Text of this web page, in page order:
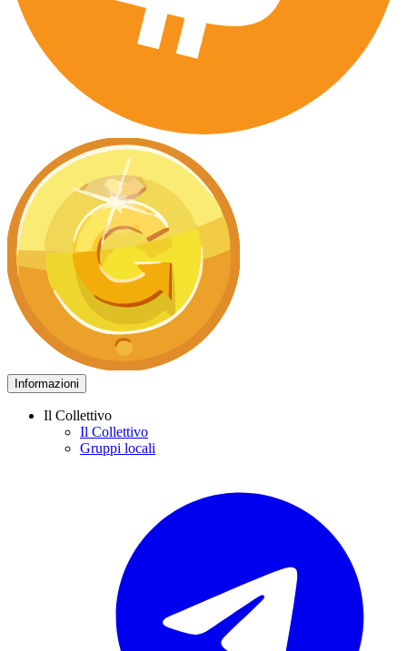
Informazioni
Il Collettivo
Il Collettivo
Gruppi locali